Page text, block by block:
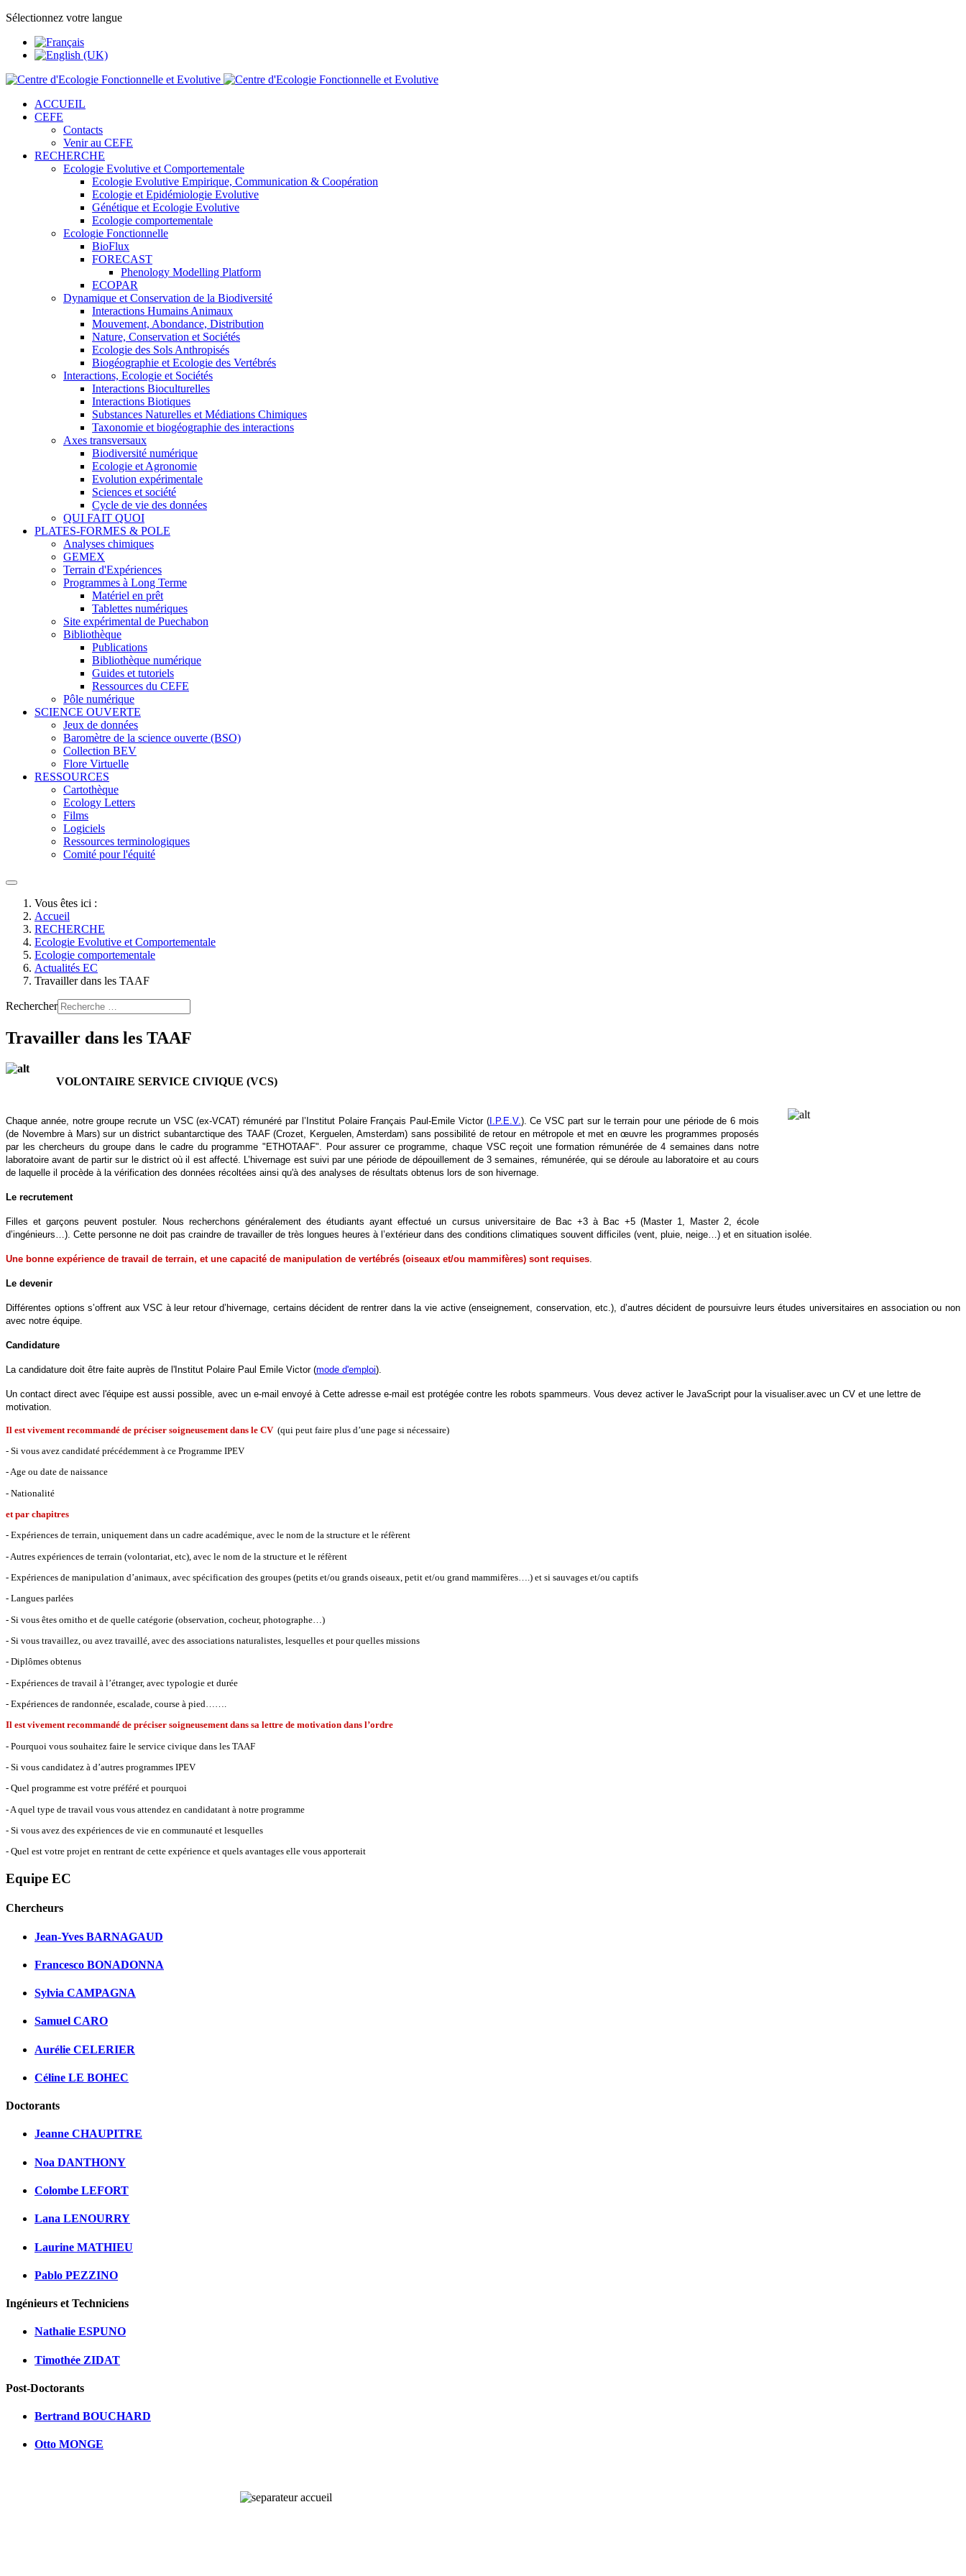
Sélectionnez votre langue
ACCUEIL
CEFE
Contacts
Venir au CEFE
RECHERCHE
Ecologie Evolutive et Comportementale
Ecologie Evolutive Empirique, Communication & Coopération
Ecologie et Epidémiologie Evolutive
Génétique et Ecologie Evolutive
Ecologie comportementale
Ecologie Fonctionnelle
BioFlux
FORECAST
Phenology Modelling Platform
ECOPAR
Dynamique et Conservation de la Biodiversité
Interactions Humains Animaux
Mouvement, Abondance, Distribution
Nature, Conservation et Sociétés
Ecologie des Sols Anthropisés
Biogéographie et Ecologie des Vertébrés
Interactions, Ecologie et Sociétés
Interactions Bioculturelles
Interactions Biotiques
Substances Naturelles et Médiations Chimiques
Taxonomie et biogéographie des interactions
Axes transversaux
Biodiversité numérique
Ecologie et Agronomie
Evolution expérimentale
Sciences et société
Cycle de vie des données
QUI FAIT QUOI
PLATES-FORMES & POLE
Analyses chimiques
GEMEX
Terrain d'Expériences
Programmes à Long Terme
Matériel en prêt
Tablettes numériques
Site expérimental de Puechabon
Bibliothèque
Publications
Bibliothèque numérique
Guides et tutoriels
Ressources du CEFE
Pôle numérique
SCIENCE OUVERTE
Jeux de données
Baromètre de la science ouverte (BSO)
Collection BEV
Flore Virtuelle
RESSOURCES
Cartothèque
Ecology Letters
Films
Logiciels
Ressources terminologiques
Comité pour l'équité
Vous êtes ici :
Accueil
RECHERCHE
Ecologie Evolutive et Comportementale
Ecologie comportementale
Actualités EC
Travailler dans les TAAF
Rechercher
Travailler dans les TAAF
VOLONTAIRE SERVICE CIVIQUE (VCS)
Chaque année, notre groupe recrute un VSC (ex-VCAT) rémunéré par l’Institut Polaire Français Paul-Emile Victor (I.P.E.V. ). Ce VSC part sur le terrain pour une période de 6 mois
(de Novembre à Mars) sur un district subantarctique des TAAF (Crozet, Kerguelen, Amsterdam) sans possibilité de retour en métropole et met en œuvre les programmes proposés
par les chercheurs du groupe dans le cadre du programme "ETHOTAAF". Pour assurer ce programme, chaque VSC reçoit une formation rémunérée de 4 semaines dans notre
laboratoire avant de partir sur le district où il est affecté. L’hivernage est suivi par une période de dépouillement de 3 semaines, rémunérée, qui se déroule au laboratoire et au cours
de laquelle il procède à la vérification des données récoltées ainsi qu'à des analyses de résultats obtenus lors de son hivernage.
Le recrutement
Filles et garçons peuvent postuler. Nous recherchons généralement des étudiants ayant effectué un cursus universitaire de Bac +3 à Bac +5 (Master 1, Master 2, école
d’ingénieurs…). Cette personne ne doit pas craindre de travailler de très longues heures à l’extérieur dans des conditions climatiques souvent difficiles (vent, pluie, neige…) et en situation isolée.
Une bonne expérience de travail de terrain, et une capacité de manipulation de vertébrés (oiseaux et/ou mammifères) sont requises
Le devenir
Différentes options s’offrent aux VSC à leur retour d’hivernage, certains décident de rentrer dans la vie active (enseignement, conservation, etc.), d’autres décident de poursuivre leurs études universitaires en association ou non
avec notre équipe.
Candidature
La candidature doit être faite auprès de l'Institut Polaire Paul Emile Victor (mode d'emploi).
Un contact direct avec l'équipe est aussi possible, avec un e-mail envoyé à Cette adresse e-mail est protégée contre les robots spammeurs. Vous devez activer le JavaScript pour la visualiser.avec un CV et une lettre de
motivation.
Il est vivement recommandé de préciser soigneusement dans le CV (qui peut faire plus d’une page si nécessaire)
- Si vous avez candidaté précédemment à ce Programme IPEV
- Age ou date de naissance
- Nationalité
et par chapitres
- Expériences de terrain, uniquement dans un cadre académique, avec le nom de la structure et le réfèrent
- Autres expériences de terrain (volontariat, etc), avec le nom de la structure et le réfèrent
- Expériences de manipulation d’animaux, avec spécification des groupes (petits et/ou grands oiseaux, petit et/ou grand mammifères….) et si sauvages et/ou captifs
- Langues parlées
- Si vous êtes ornitho et de quelle catégorie (observation, cocheur, photographe…)
- Si vous travaillez, ou avez travaillé, avec des associations naturalistes, lesquelles et pour quelles missions
- Diplômes obtenus
- Expériences de travail à l’étranger, avec typologie et durée
- Expériences de randonnée, escalade, course à pied…….
Il est vivement recommandé de préciser soigneusement dans sa lettre de motivation dans l’ordre
- Pourquoi vous souhaitez faire le service civique dans les TAAF
- Si vous candidatez à d’autres programmes IPEV
- Quel programme est votre préféré et pourquoi
- A quel type de travail vous vous attendez en candidatant à notre programme
- Si vous avez des expériences de vie en communauté et lesquelles
- Quel est votre projet en rentrant de cette expérience et quels avantages elle vous apporterait
Equipe EC
Chercheurs
Jean-Yves BARNAGAUD
Francesco BONADONNA
Sylvia CAMPAGNA
Samuel CARO
Aurélie CELERIER
Céline LE BOHEC
Doctorants
Jeanne CHAUPITRE
Noa DANTHONY
Colombe LEFORT
Lana LENOURRY
Laurine MATHIEU
Pablo PEZZINO
Ingénieurs et Techniciens
Nathalie ESPUNO
Timothée ZIDAT
Post-Doctorants
Bertrand BOUCHARD
Otto MONGE